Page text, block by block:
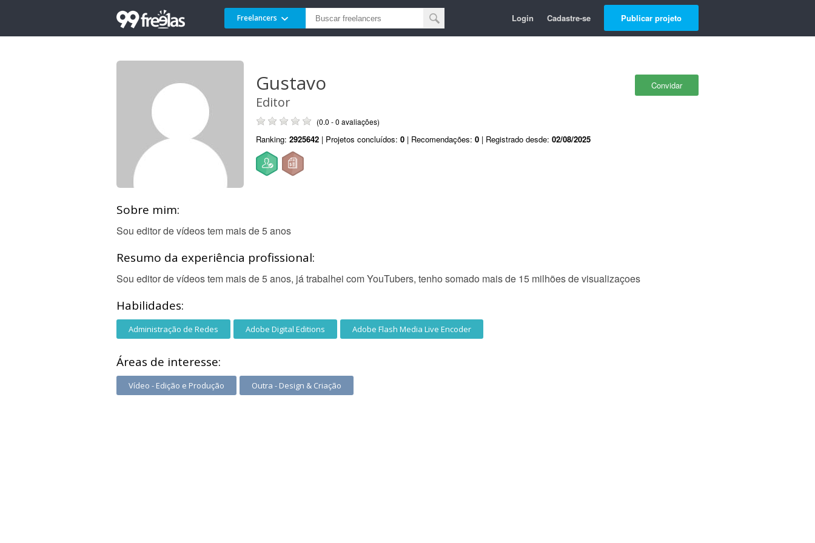
Freelancers Login Cadastre-se Publicar projeto
Convidar
Gustavo
Editor
(0.0 - 0 avaliações)
Ranking: 2925642 | Projetos concluídos: 0 | Recomendações: 0 | Registrado desde: 02/08/2025
Sobre mim:
Sou editor de vídeos tem mais de 5 anos
Resumo da experiência profissional:
Sou editor de vídeos tem mais de 5 anos, já trabalhei com YouTubers, tenho somado mais de 15 milhões de visualizaçoes
Habilidades:
Administração de Redes Adobe Digital Editions Adobe Flash Media Live Encoder
Áreas de interesse:
Vídeo - Edição e Produção Outra - Design & Criação